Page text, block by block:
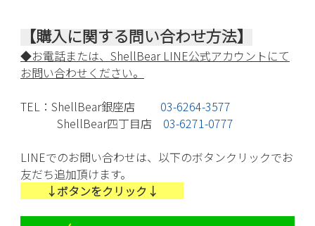
【購入に関する問い合わせ方法】
◆お電話または、ShellBear LINE公式アカウントにて
お問い合わせください。
TEL：ShellBear銀座店 03-6264-3577
ShellBear四丁目店 03-6271-0777
LINEでのお問い合わせは、以下のボタンクリックでお
友だち追加頂けます。
↓ボタンをクリック↓